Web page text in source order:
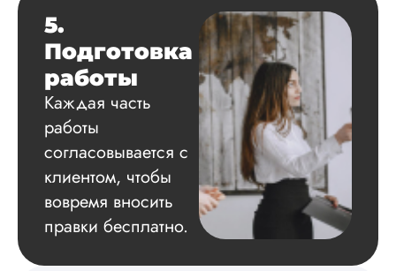
приложения,
поставили ссылки
все
литературные
источники.
Уникальность
читается
на одном дыхании.
Евгений
Иванович
5.
Подготовка
работы
Каждая часть
работы
согласовывается с
клиентом, чтобы
вовремя вносить
правки бесплатно.